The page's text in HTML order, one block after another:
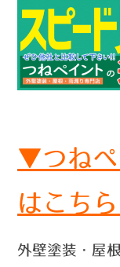
▼つねペ
はこち
外壁塗装・屋